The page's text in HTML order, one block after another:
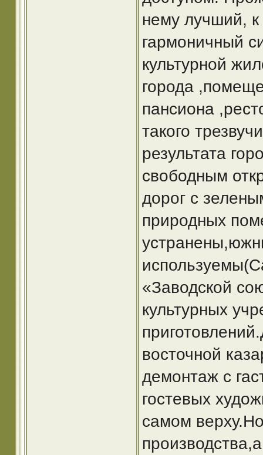
нему лучший,
гармоничный
культурной
города
пансиона
такого
результата
свободным
дорог с
природных
«Заводской
культурных
восточной
демонтаж с
гостевых
самом